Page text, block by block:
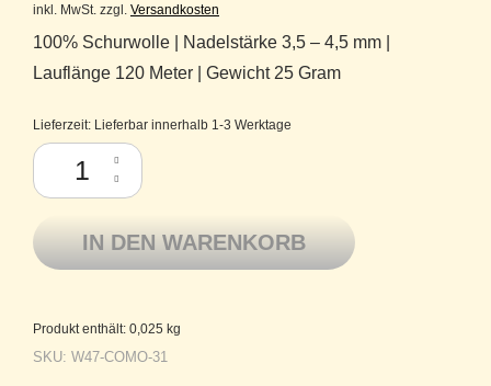
inkl. MwSt. zzgl. Versandkosten
100% Schurwolle | Nadelstärke 3,5 – 4,5 mm |
Lauflänge 120 Meter | Gewicht 25 Gram
Lieferzeit: Lieferbar innerhalb 1-3 Werktage
Como Lamana Schurwolle Merino superfine 31 Pflaume Menge
IN DEN WARENKORB
Produkt enthält: 0,025 kg
SKU: W47-COMO-31